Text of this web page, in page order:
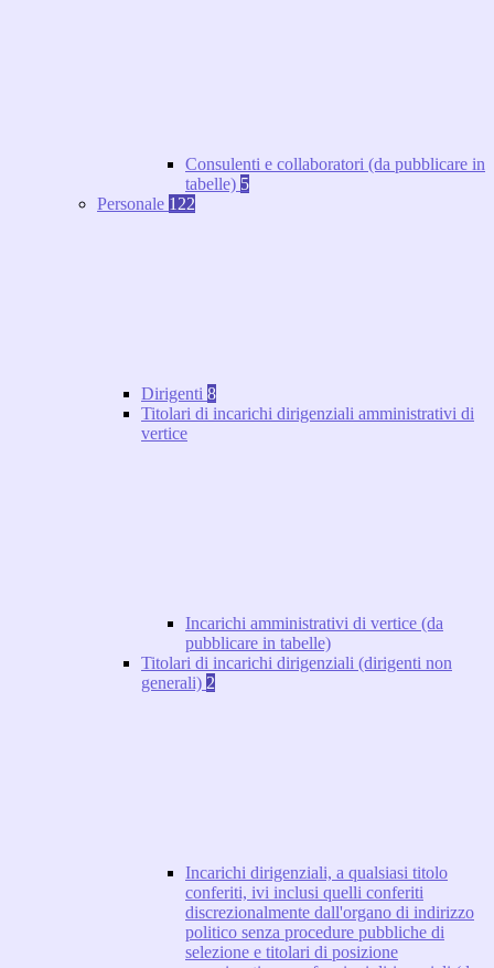
Consulenti e collaboratori (da pubblicare in
tabelle) 5
Personale 122
Dirigenti 8
Titolari di incarichi dirigenziali amministrativi di
vertice
Incarichi amministrativi di vertice (da
pubblicare in tabelle)
Titolari di incarichi dirigenziali (dirigenti non
generali) 2
Incarichi dirigenziali, a qualsiasi titolo
conferiti, ivi inclusi quelli conferiti
discrezionalmente dall'organo di indirizzo
politico senza procedure pubbliche di
selezione e titolari di posizione